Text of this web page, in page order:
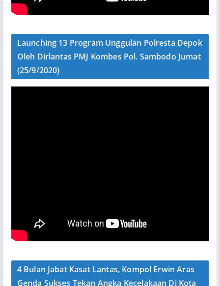
Launching 13 Program Unggulan Polresta Depok
Oleh Dirlantas PMJ Kombes Pol. Sambodo Jumat
(25/9/2020)
4 Bulan Jabat Kasat Lantas, Kompol Erwin Aras
Genda Sukses Tekan Angka Kecelakaan Di Kota